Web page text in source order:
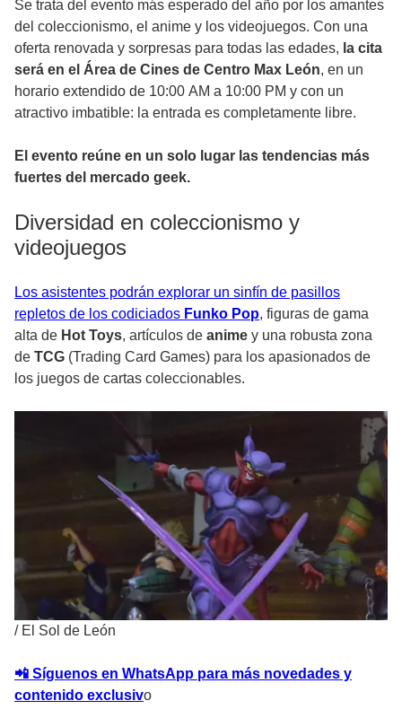
Se trata del evento más esperado del año por los amantes
del coleccionismo, el anime y los videojuegos. Con una
oferta renovada y sorpresas para todas las edades, la cita
será en el Área de Cines de Centro Max León, en un
horario extendido de 10:00 AM a 10:00 PM y con un
atractivo imbatible: la entrada es completamente libre.
El evento reúne en un solo lugar las tendencias más
fuertes del mercado geek.
Diversidad en coleccionismo y
videojuegos
Los asistentes podrán explorar un sinfín de pasillos
repletos de los codiciados Funko Pop, figuras de gama
alta de Hot Toys, artículos de anime y una robusta zona
de TCG (Trading Card Games) para los apasionados de
los juegos de cartas coleccionables.
/ El Sol de León
📲 Síguenos en WhatsApp para más novedades y
contenido exclusivo